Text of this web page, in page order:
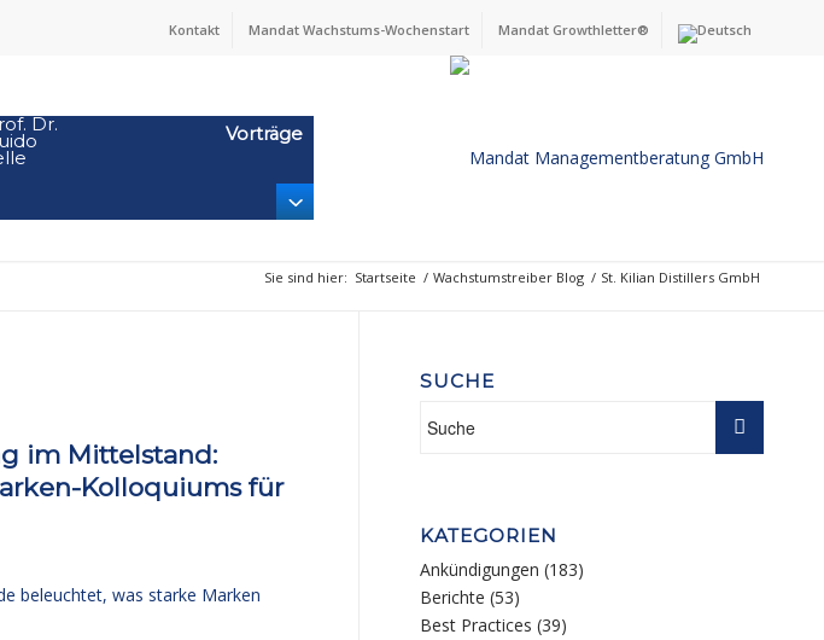
Kontakt Mandat Wachstums-Wochenstart Mandat Growthletter®
Vorträge
Sie sind hier: Startseite / Wachstumstreiber Blog / St. Kilian Distillers GmbH
im Mittelstand:
Kolloquiums für
beleuchtet, was starke Marken
SUCHE
KATEGORIEN
Ankündigungen (183)
Berichte (53)
Best Practices (39)